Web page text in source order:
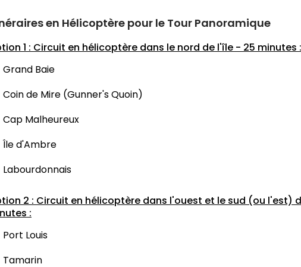
en Hélicoptère pour le Tour Panoramique
1 : Circuit en hélicoptère dans le nord de l'île - 25 minutes :
Grand Baie
Coin de Mire (Gunner's Quoin)
Cap Malheureux
Île d'Ambre
Labourdonnais
2 : Circuit en hélicoptère dans l'ouest et le sud (ou l'est)
:
Port Louis
Tamarin